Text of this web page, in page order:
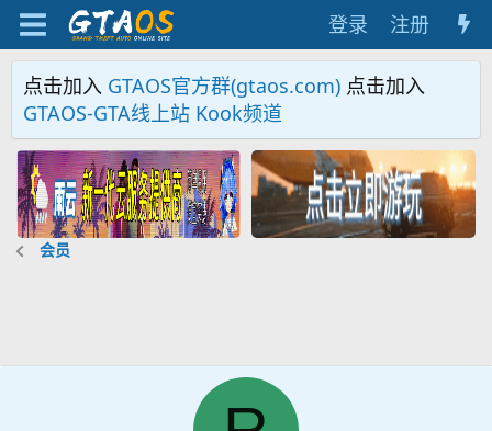
登录 注册
点击加入 GTAOS官方群(gtaos.com) 点击加入
GTAOS-GTA线上站 Kook频道
会员